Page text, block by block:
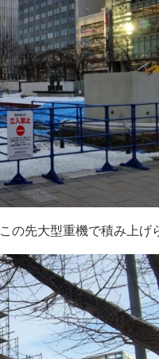
の先大型重機で積み上げ